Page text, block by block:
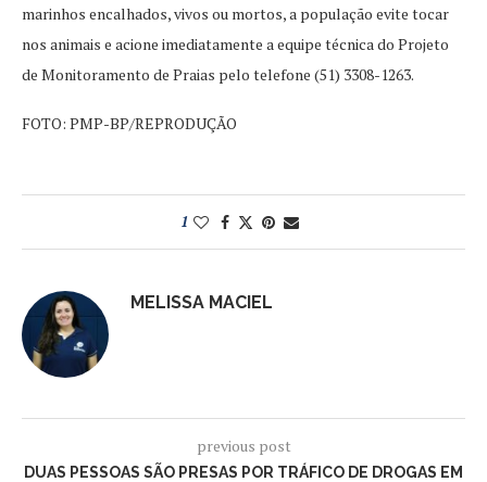
marinhos encalhados, vivos ou mortos, a população evite tocar
nos animais e acione imediatamente a equipe técnica do Projeto
de Monitoramento de Praias pelo telefone (51) 3308-1263.
FOTO: PMP-BP/REPRODUÇÃO
1
MELISSA MACIEL
previous post
DUAS PESSOAS SÃO PRESAS POR TRÁFICO DE DROGAS EM